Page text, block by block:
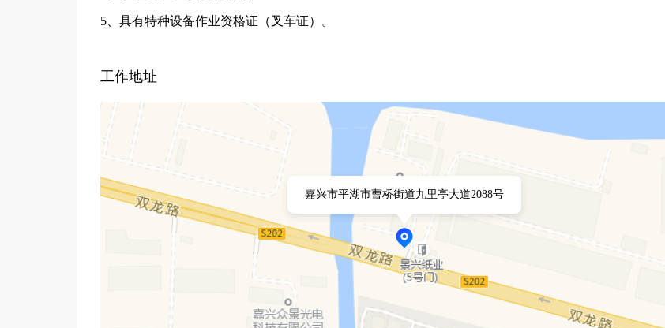
5、具有特种设备作业资格证（叉车证）。
工作地址
嘉兴市平湖市曹桥街道九里亭大道2088号